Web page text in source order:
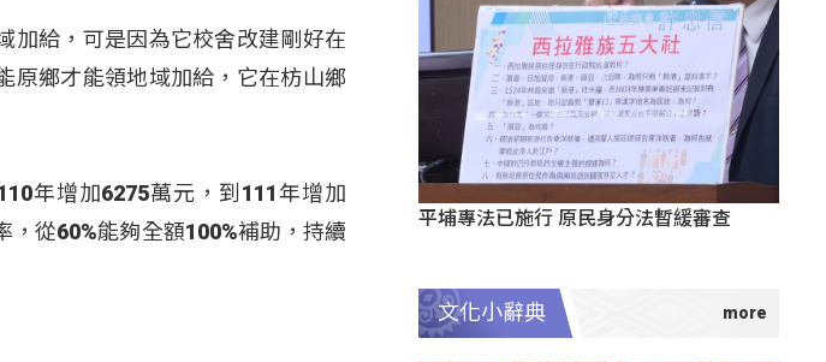
加給，可是因為它校舍改建剛好在
原鄉才能領地域加給，它在枋山鄉
年增加6275萬元，到111年增加
從60%能夠全額100%補助，持續
平埔專法已施行 原民身分法暫緩審查
文化小辭典